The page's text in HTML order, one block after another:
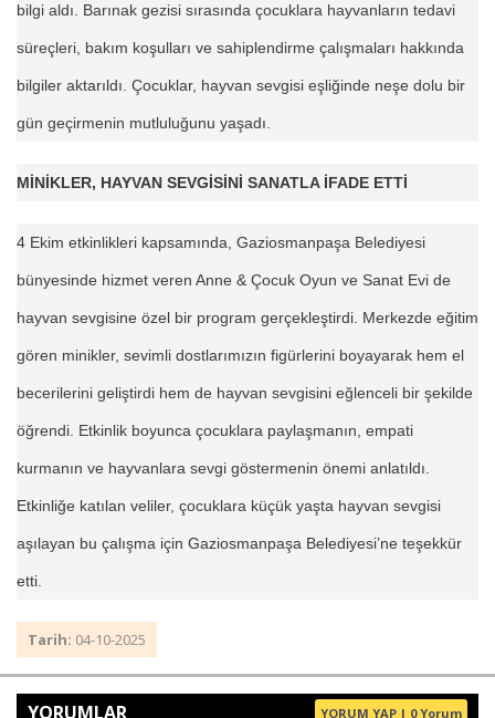
bilgi aldı. Barınak gezisi sırasında çocuklara hayvanların tedavi
süreçleri, bakım koşulları ve sahiplendirme çalışmaları hakkında
bilgiler aktarıldı. Çocuklar, hayvan sevgisi eşliğinde neşe dolu bir
gün geçirmenin mutluluğunu yaşadı.
MİNİKLER, HAYVAN SEVGİSİNİ SANATLA İFADE ETTİ
4 Ekim etkinlikleri kapsamında, Gaziosmanpaşa Belediyesi
bünyesinde hizmet veren Anne & Çocuk Oyun ve Sanat Evi de
hayvan sevgisine özel bir program gerçekleştirdi. Merkezde eğitim
gören minikler, sevimli dostlarımızın figürlerini boyayarak hem el
becerilerini geliştirdi hem de hayvan sevgisini eğlenceli bir şekilde
öğrendi. Etkinlik boyunca çocuklara paylaşmanın, empati
kurmanın ve hayvanlara sevgi göstermenin önemi anlatıldı.
Etkinliğe katılan veliler, çocuklara küçük yaşta hayvan sevgisi
aşılayan bu çalışma için Gaziosmanpaşa Belediyesi’ne teşekkür
etti.
Tarih: 04-10-2025
YORUMLAR YORUM YAP | 0 Yorum